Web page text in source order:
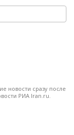
новости сразу после
РИА Iran.ru.